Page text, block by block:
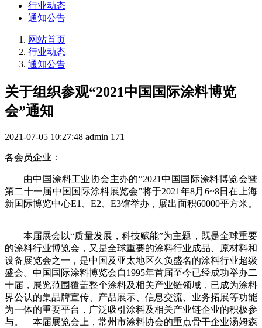
行业动态
通知公告
网站首页
行业动态
通知公告
关于组织参观“2021中国国际涂料博览
会”通知
2021-07-05 10:27:48 admin 171
各会员企业：
由中国涂料工业协会主办的“2021中国国际涂料博览会暨
第二十一届中国国际涂料展览会”将于2021年8月6~8日在上海
新国际博览中心E1、E2、E3馆举办，展出面积60000平方米。
本届展会以“质量发展，科技赋能”为主题，既是全球重要
的涂料行业博览会，又是全球重要的涂料行业成品、原材料和
设备展览会之一，是中国及亚太地区久负盛名的涂料行业超级
盛会。中国国际涂料博览会自1995年首届至今已经成功举办二
十届，展览范围覆盖整个涂料及相关产业链领域，已成为涂料
界公认的集品牌宣传、产品展示、信息交流、业务拓展等功能
为一体的重要平台，广泛吸引涂料及相关产业链企业的积极参
与。 本届展览会上，常州市涂料协会的重点骨干企业汤姆森